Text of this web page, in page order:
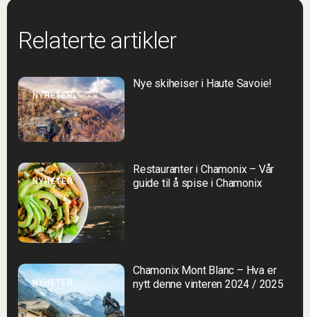
Relaterte artikler
NYHETER
Nye skiheiser i Haute Savoie!
NYHETER
Restauranter i Chamonix – Vår
guide til å spise i Chamonix
NYHETER
Chamonix Mont Blanc – Hva er
nytt denne vinteren 2024 / 2025